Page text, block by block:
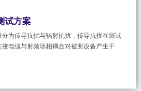
试方案
为传导抗扰与辐射抗扰，传导抗扰在测试
电缆与射频场相耦合对被测设备产生干